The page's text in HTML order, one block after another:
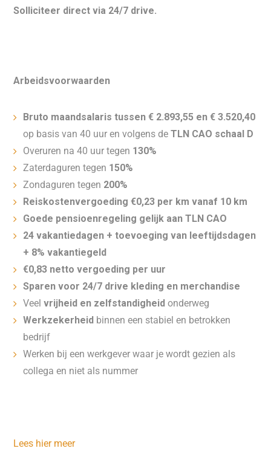
Solliciteer direct via 24/7 drive.
Arbeidsvoorwaarden
Bruto maandsalaris tussen € 2.893,55 en € 3.520,40
op basis van 40 uur en volgens deTLN CAO schaal D
Overuren na 40 uur tegen 130%
Zaterdaguren tegen 150%
Zondaguren tegen 200%
Reiskostenvergoeding €0,23 per km vanaf 10 km
Goede pensioenregeling gelijk aan TLN CAO
24 vakantiedagen + toevoeging van leeftijdsdagen
+ 8% vakantiegeld
€0,83 netto vergoeding per uur
Sparen voor 24/7 drive kleding en merchandise
Veelvrijheid en zelfstandigheid onderweg
Werkzekerheid binnen een stabiel en betrokken
bedrijf
Werken bij een werkgever waar je wordt gezien als
collega en niet als nummer
Lees hier meer